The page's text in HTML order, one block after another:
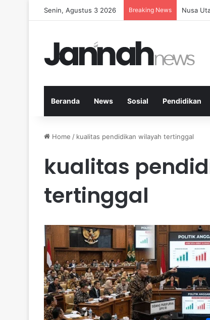
Senin, Agustus 3 2026 Breaking News
Beranda News Sosial Pendidikan
Home / kualitas pendidikan wilayah tertinggal
kualitas
tertinggal